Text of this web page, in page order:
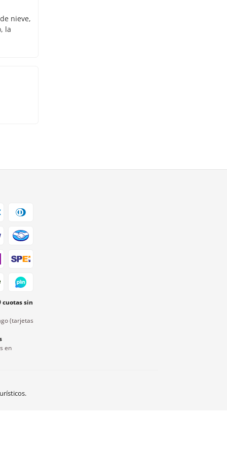
nieve,
la
cuotas sin
(tarjetas
en